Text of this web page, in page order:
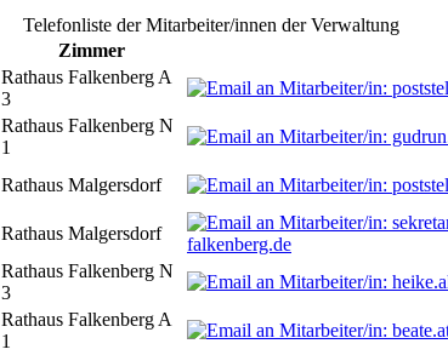
Telefonliste der Mitarbeiter/innen der Verwaltung
Zimmer
Rathaus Falkenberg A
3
Rathaus Falkenberg N
1
Rathaus Malgersdorf
Rathaus Malgersdorf
falkenberg.de
Rathaus Falkenberg N
3
Rathaus Falkenberg A
1